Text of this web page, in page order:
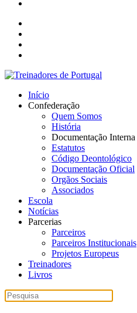
Início
Confederação
Quem Somos
História
Documentação Interna
Estatutos
Código Deontológico
Documentação Oficial
Orgãos Sociais
Associados
Escola
Notícias
Parcerias
Parceiros
Parceiros Institucionais
Projetos Europeus
Treinadores
Livros